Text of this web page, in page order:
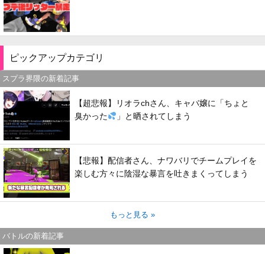
ピックアップカテゴリ
スプラ界隈の新着記事
【超悲報】リオラchさん、キャバ嬢に「ちょと
臭かった
」と晒されてしまう
【悲報】配信者さん、ナワバリでチームプレイを
楽しむ方々に陰湿な暴言を吐きまくってしまう
もっと見る »
バトルの新着記事